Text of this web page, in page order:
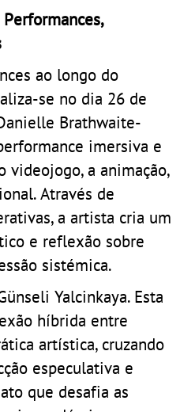
ao longo do
se no dia 26 de
Brathwaite-
imersiva e
videojogo, a animação,
Através de
a artista cria um
e reflexão sobre
sistémica.
Yalcinkaya. Esta
híbrida entre
artística, cruzando
especulativa e
que desafia as